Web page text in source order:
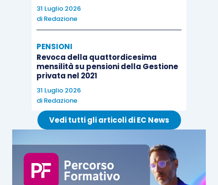
31 Luglio 2026
di Redazione
PENSIONI
Revoca della quattordicesima
mensilità su pensioni della Gestione
privata nel 2021
31 Luglio 2026
di Redazione
Vedi tutti gli articoli di EC News